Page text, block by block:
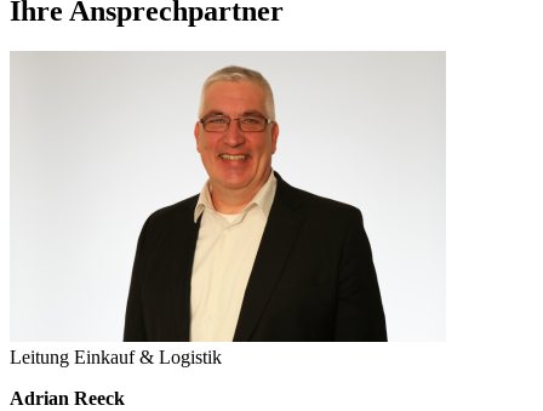
Ihre Ansprechpartner
Leitung Einkauf & Logistik
Adrian Reeck